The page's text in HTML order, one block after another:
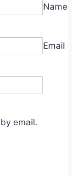
Name
Email
email.